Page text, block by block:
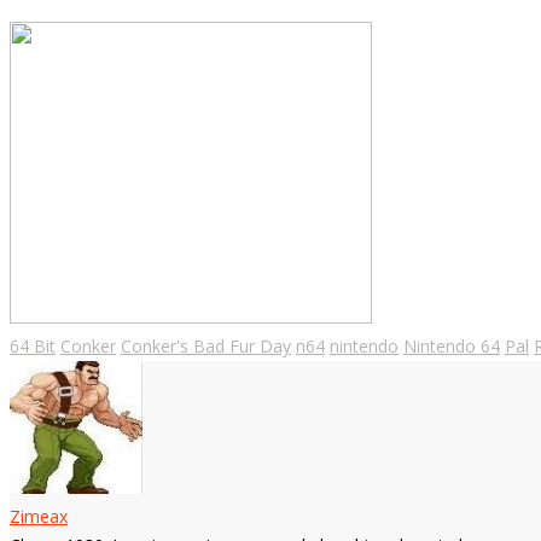
64 Bit Conker Conker's Bad Fur Day n64 nintendo Nintendo 64 Pal
Zimeax